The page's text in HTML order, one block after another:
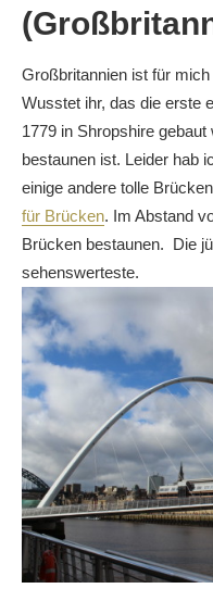
Großbritannien ist für
Wusstet ihr, das die erste
1779 in Shropshire
bestaunen ist. Leider hab
einige andere tolle
für Brücken. Im Abstand
Brücken bestaunen. Die
sehenswerteste.